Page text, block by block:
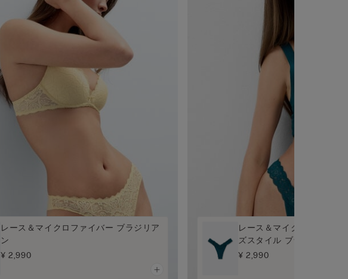
レース＆マイクロファイバー ブラジリア
ン
¥ 2,990
レース＆マイクロファイバ
ズスタイル ブラジリアン
¥ 2,990